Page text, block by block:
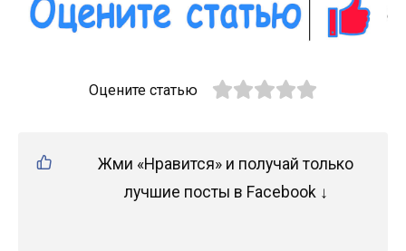
Оцените статью
Жми «Нравится» и получай только
лучшие посты в Facebook ↓